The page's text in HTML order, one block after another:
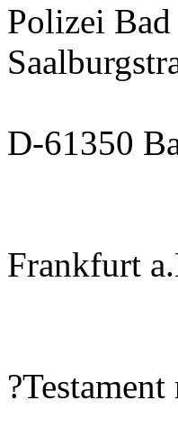
Polizei
D-61350
Frankfurt
?Testament